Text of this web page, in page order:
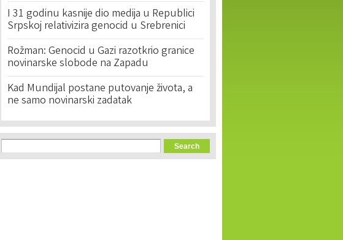
I 31 godinu kasnije dio medija u Republici
Srpskoj relativizira genocid u Srebrenici
Rožman: Genocid u Gazi razotkrio granice
novinarske slobode na Zapadu
Kad Mundijal postane putovanje života, a
ne samo novinarski zadatak
Search form
Search